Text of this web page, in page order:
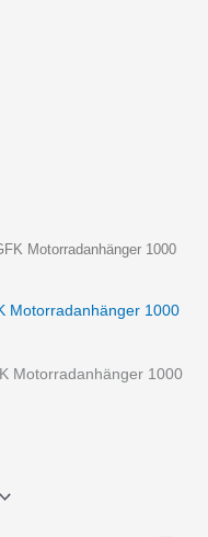
Motorradanhänger 1000
Motorradanhänger 1000
Motorradanhänger 1000